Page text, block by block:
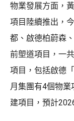
物業發展方面，
項目陸續推出，
都、啟德柏蔚森
前塱道項目，一
項目，包括啟德
月集團有4個物
建項目，預計